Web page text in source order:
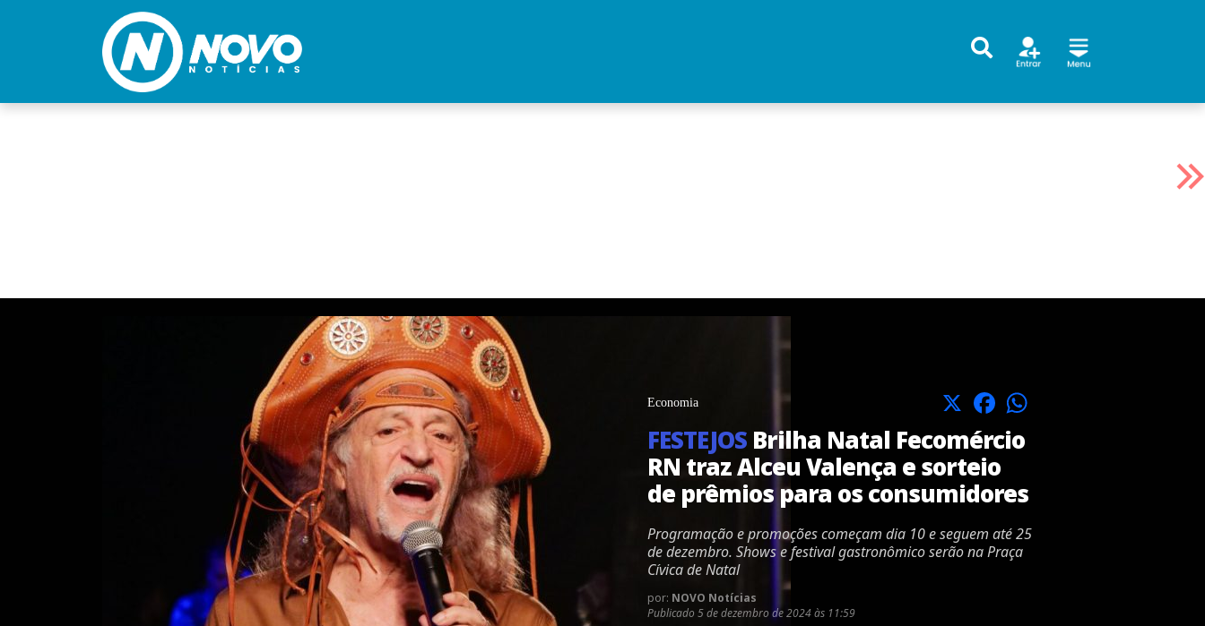
Economia X Facebook
FESTEJOS Brilha Natal Fecomércio
RN traz Alceu Valença e sorteio
de prêmios para os consumidores
Programação e promoções começam dia 10 e seguem até 25
de dezembro. Shows e festival gastronômico serão na Praça
Cívica de Natal
por: NOVO Notícias
Publicado 5 de dezembro de 2024 às 11:59